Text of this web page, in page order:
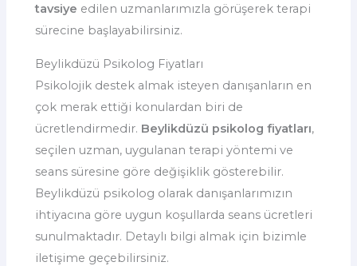
tavsiye edilen uzmanlarımızla görüşerek terapi
sürecine başlayabilirsiniz.
Beylikdüzü Psikolog Fiyatları
Psikolojik destek almak isteyen danışanların en
çok merak ettiği konulardan biri de
ücretlendirmedir. Beylikdüzü psikolog fiyatları,
seçilen uzman, uygulanan terapi yöntemi ve
seans süresine göre değişiklik gösterebilir.
Beylikdüzü psikolog olarak danışanlarımızın
ihtiyacına göre uygun koşullarda seans ücretleri
sunulmaktadır. Detaylı bilgi almak için bizimle
iletişime geçebilirsiniz.